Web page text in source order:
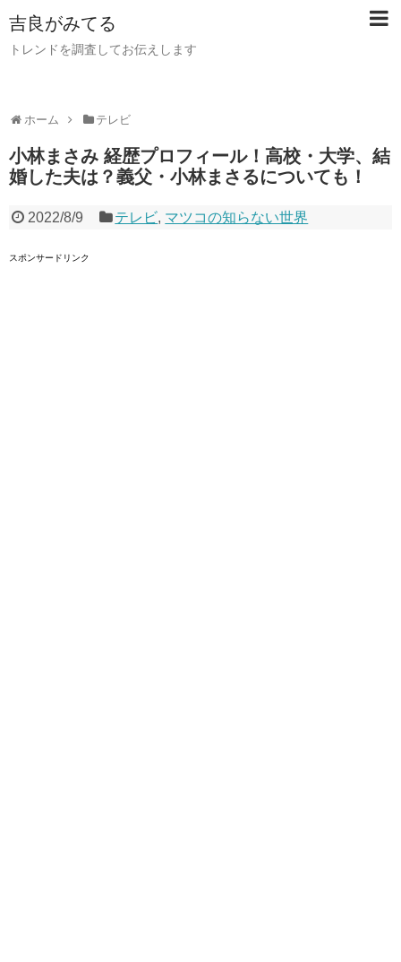
吉良がみてる
トレンドを調査してお伝えします
ホーム テレビ
小林まさみ 経歴プロフィール！高校・大学、結
婚した夫は？義父・小林まさるについても！
2022/8/9 テレビ, マツコの知らない世界
スポンサードリンク